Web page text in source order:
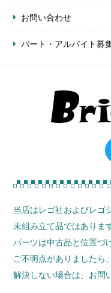
お問い合わせ
パート・アルバイト募
当店はレゴ社およびレゴ
未組み立て品ではありま
パーツは中古品と位置づ
ご不明点がありましたら、
解決しない場合は、お問